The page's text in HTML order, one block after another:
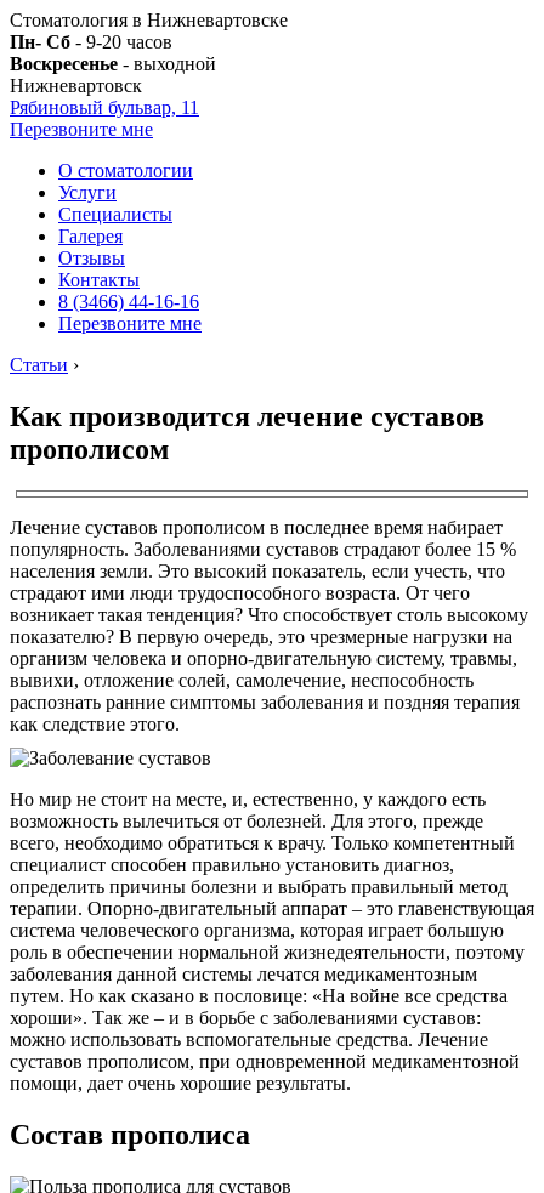
Стоматология в Нижневартовске
Пн- Сб - 9-20 часов
Воскресенье - выходной
Нижневартовск
Рябиновый бульвар, 11
Перезвоните мне
О стоматологии
Услуги
Специалисты
Галерея
Отзывы
Контакты
8 (3466) 44-16-16
Перезвоните мне
Статьи ›
Как производится лечение суставов
прополисом
Лечение суставов прополисом в последнее время набирает
популярность. Заболеваниями суставов страдают более 15 %
населения земли. Это высокий показатель, если учесть, что
страдают ими люди трудоспособного возраста. От чего
возникает такая тенденция? Что способствует столь высокому
показателю? В первую очередь, это чрезмерные нагрузки на
организм человека и опорно-двигательную систему, травмы,
вывихи, отложение солей, самолечение, неспособность
распознать ранние симптомы заболевания и поздняя терапия
как следствие этого.
Но мир не стоит на месте, и, естественно, у каждого есть
возможность вылечиться от болезней. Для этого, прежде
всего, необходимо обратиться к врачу. Только компетентный
специалист способен правильно установить диагноз,
определить причины болезни и выбрать правильный метод
терапии. Опорно-двигательный аппарат – это главенствующая
система человеческого организма, которая играет большую
роль в обеспечении нормальной жизнедеятельности, поэтому
заболевания данной системы лечатся медикаментозным
путем. Но как сказано в пословице: «На войне все средства
хороши». Так же – и в борьбе с заболеваниями суставов:
можно использовать вспомогательные средства. Лечение
суставов прополисом, при одновременной медикаментозной
помощи, дает очень хорошие результаты.
Состав прополиса